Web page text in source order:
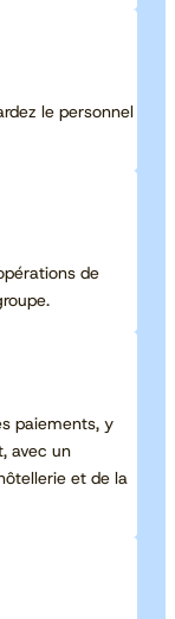
le personnel
de
paiements, y
avec un
et de la